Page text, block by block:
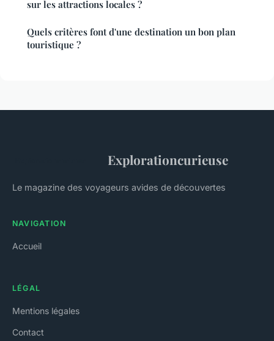
sur les attractions locales ?
Quels critères font d'une destination un bon plan
touristique ?
Explorationcurieuse
Le magazine des voyageurs avides de découvertes
NAVIGATION
Accueil
LÉGAL
Mentions légales
Contact